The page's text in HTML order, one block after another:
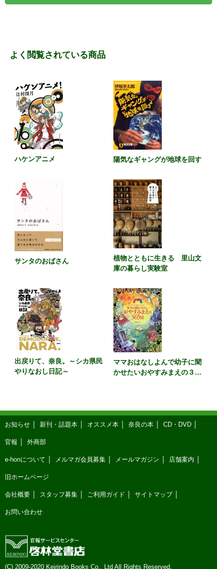
よく閲覧されている商品
ハケンアニメ 陽気なギャングが地球を回す
サンタのおばさん
植物とともに生きる 里山文
庫の暮らし実験室
出戻りて、奈良。～シカ県民
やりなおし日記～
ママおはなしよんで幼子に聞
かせたいおやすみまえの３６
お知らせ 新刊・話題本 オススメ本 奈良の本 CD・DVD
官報 外商部
e-honについて メルマガ会員募集 メールマガジン 店舗案内
旧ホームページ
会社概要 スタッフ募集 ご利用ガイド サイトマップ
お問い合わせ
(C) 2009-2020 Keirindo Books Co., Ltd All Rights Reserved.